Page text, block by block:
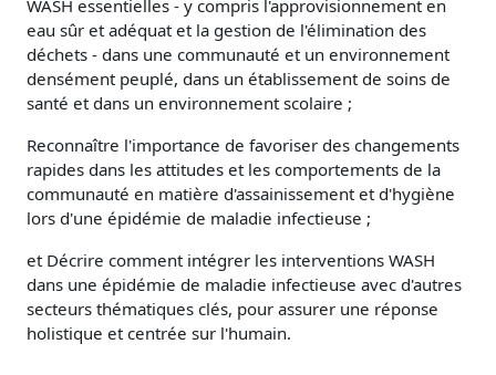
WASH essentielles - y compris l'approvisionnement en
eau sûr et adéquat et la gestion de l'élimination des
déchets - dans une communauté et un environnement
densément peuplé, dans un établissement de soins de
santé et dans un environnement scolaire ;
Reconnaître l'importance de favoriser des changements
rapides dans les attitudes et les comportements de la
communauté en matière d'assainissement et d'hygiène
lors d'une épidémie de maladie infectieuse ;
et Décrire comment intégrer les interventions WASH
dans une épidémie de maladie infectieuse avec d'autres
secteurs thématiques clés, pour assurer une réponse
holistique et centrée sur l'humain.